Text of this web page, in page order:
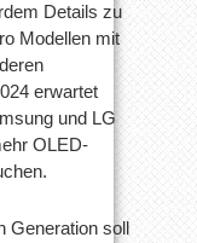
Details zu
Modellen mit
erwartet
und LG
OLED-
Generation soll